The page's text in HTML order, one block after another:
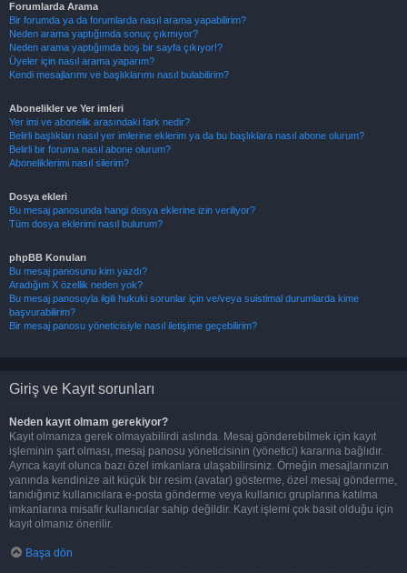
Forumlarda Arama
Bir forumda ya da forumlarda nasıl arama yapabilirim?
Neden arama yaptığımda sonuç çıkmıyor?
Neden arama yaptığımda boş bir sayfa çıkıyor!?
Üyeler için nasıl arama yaparım?
Kendi mesajlarımı ve başlıklarımı nasıl bulabilirim?
Abonelikler ve Yer imleri
Yer imi ve abonelik arasındaki fark nedir?
Belirli başlıkları nasıl yer imlerine eklerim ya da bu başlıklara nasıl abone olurum?
Belirli bir foruma nasıl abone olurum?
Aboneliklerimi nasıl silerim?
Dosya ekleri
Bu mesaj panosunda hangi dosya eklerine izin veriliyor?
Tüm dosya eklerimi nasıl bulurum?
phpBB Konuları
Bu mesaj panosunu kim yazdı?
Aradığım X özellik neden yok?
Bu mesaj panosuyla ilgili hukuki sorunlar için ve/veya suistimal durumlarda kime
başvurabilirim?
Bir mesaj panosu yöneticisiyle nasıl iletişime geçebilirim?
Giriş ve Kayıt sorunları
Neden kayıt olmam gerekiyor?
Kayıt olmanıza gerek olmayabilirdi aslında. Mesaj gönderebilmek için kayıt
işleminin şart olması, mesaj panosu yöneticisinin (yönetici) kararına bağlıdır.
Ayrıca kayıt olunca bazı özel imkanlara ulaşabilirsiniz. Örneğin mesajlarınızın
yanında kendinize ait küçük bir resim (avatar) gösterme, özel mesaj gönderme,
tanıdığınız kullanıcılara e-posta gönderme veya kullanıcı gruplarına katılma
imkanlarına misafir kullanıcılar sahip değildir. Kayıt işlemi çok basit olduğu için
kayıt olmanız önerilir.
Başa dön